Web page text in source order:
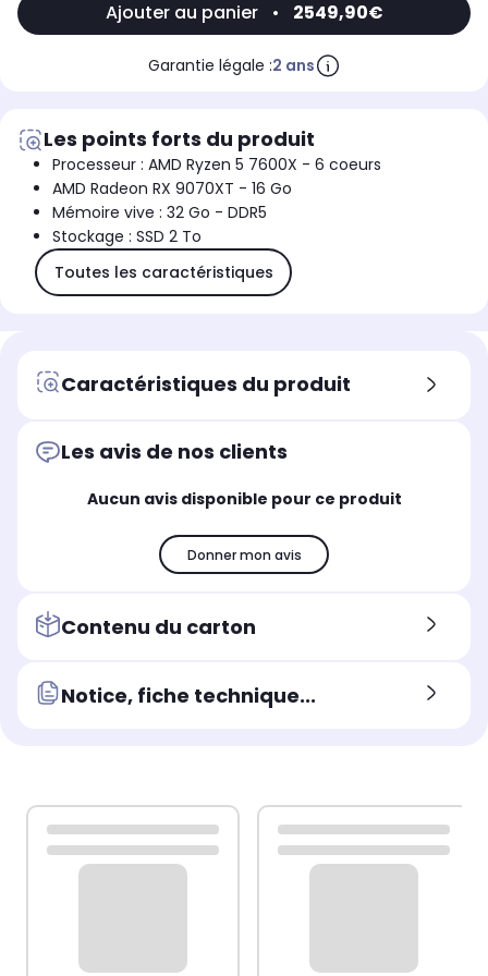
Ajouter au panier • 2549,90€
Garantie légale :2 ans
Les points forts du produit
Processeur : AMD Ryzen 5 7600X - 6 coeurs
AMD Radeon RX 9070XT - 16 Go
Mémoire vive : 32 Go - DDR5
Stockage : SSD 2 To
Toutes les caractéristiques
Caractéristiques du produit
Les avis de nos clients
Aucun avis disponible pour ce produit
Donner mon avis
Contenu du carton
Notice, fiche technique...